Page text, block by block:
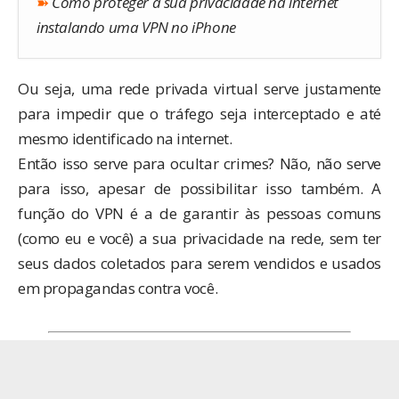
instalando uma VPN no iPhone
Ou seja, uma rede privada virtual serve justamente
para impedir que o tráfego seja interceptado e até
mesmo identificado na internet.
Então isso serve para ocultar crimes? Não, não serve
para isso, apesar de possibilitar isso também. A
função do VPN é a de garantir às pessoas comuns
(como eu e você) a sua privacidade na rede, sem ter
seus dados coletados para serem vendidos e usados
em propagandas contra você.